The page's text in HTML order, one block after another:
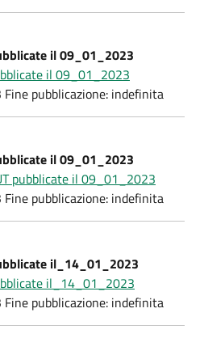
il 09_01_2023
il 09_01_2023
pubblicazione: indefinita
il 09_01_2023
pubblicate il 09_01_2023
pubblicazione: indefinita
il_14_01_2023
il_14_01_2023
pubblicazione: indefinita